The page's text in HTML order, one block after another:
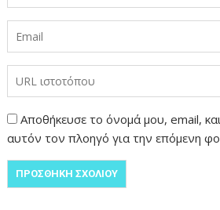
Αποθήκευσε το όνομά μου, email,
αυτόν τον πλοηγό για την επόμενη